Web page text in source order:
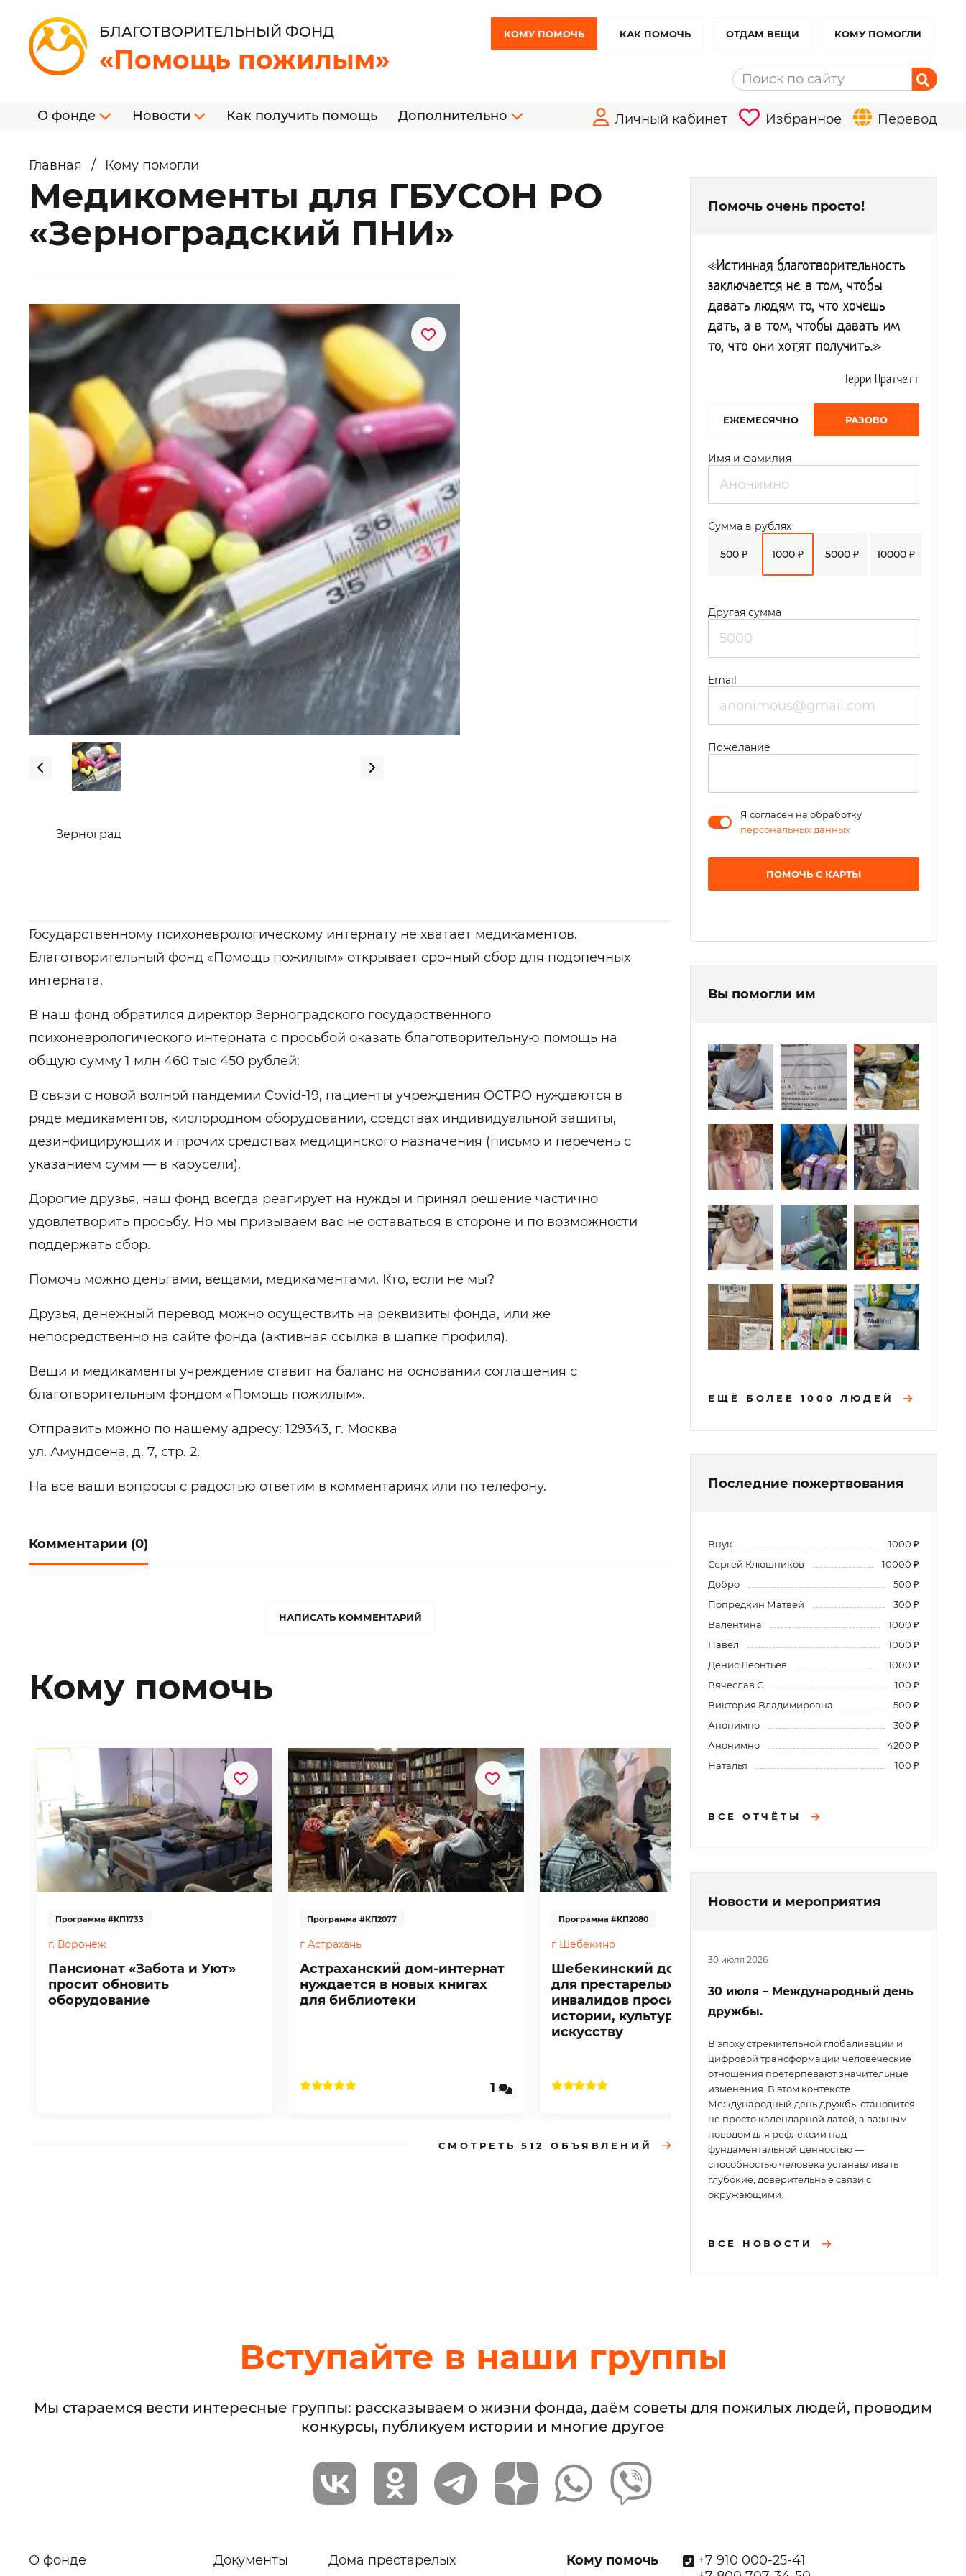
БЛАГОТВОРИТЕЛЬНЫЙ ФОНД
«Помощь пожилым»
КОМУ ПОМОЧЬ КАК ПОМОЧЬ ОТДАМ ВЕЩИ КОМУ ПОМОГЛИ
О фонде Новости Как получить помощь Дополнительно Личный кабинет Избранное Перевод
Главная / Кому помогли
Медикоменты для ГБУСОН РО
«Зерноградский ПНИ»
Зерноград
Государственному психоневрологическому интернату не хватает медикаментов.
Благотворительный фонд «Помощь пожилым» открывает срочный сбор для подопечных
интерната.
В наш фонд обратился директор Зерноградского государственного
психоневрологического интерната с просьбой оказать благотворительную помощь на
общую сумму 1 млн 460 тыс 450 рублей:
В связи с новой волной пандемии Covid-19, пациенты учреждения ОСТРО нуждаются в
ряде медикаментов, кислородном оборудовании, средствах индивидуальной защиты,
дезинфицирующих и прочих средствах медицинского назначения (письмо и перечень с
указанием сумм — в карусели).
Дорогие друзья, наш фонд всегда реагирует на нужды и принял решение частично
удовлетворить просьбу. Но мы призываем вас не оставаться в стороне и по возможности
поддержать сбор.
Помочь можно деньгами, вещами, медикаментами. Кто, если не мы?
Друзья, денежный перевод можно осуществить на реквизиты фонда, или же
непосредственно на сайте фонда (активная ссылка в шапке профиля).
Вещи и медикаменты учреждение ставит на баланс на основании соглашения с
благотворительным фондом «Помощь пожилым».
Отправить можно по нашему адресу: 129343, г. Москва
ул. Амундсена, д. 7, стр. 2.
На все ваши вопросы с радостью ответим в комментариях или по телефону.
Комментарии (0)
НАПИСАТЬ КОММЕНТАРИЙ
Кому помочь
Программа #КП1733
г. Воронеж
Пансионат «Забота и Уют»
просит обновить
оборудование
Программа #КП2077
г Астрахань
Астраханский дом-интернат
нуждается в новых книгах
для библиотеки
1
Программа #КП2080
г Шебекино
Шебекинский дом-интернат
для престарелых и
инвалидов просит 20 книг по
истории, культуре и
искусству
2
спецпансионату
книг для пациентов
СМОТРЕТЬ 512 ОБЪЯВЛЕНИЙ
Помочь очень просто!
«Истинная благотворительность
заключается не в том, чтобы
давать людям то, что хочешь
дать, а в том, чтобы давать им
то, что они хотят получить.»
Терри Пратчетт
EЖЕМЕСЯЧНО РАЗОВО
Имя и фамилия
500 ₽ 1000 ₽ 5000 ₽ 10000 ₽
Сумма в рублях
Другая сумма
Email
Пожелание
Я согласен на обработку
персональных данных
ПОМОЧЬ С КАРТЫ
Вы помогли им
ЕЩЁ БОЛЕЕ 1000 ЛЮДЕЙ
Последние пожертвования
Внук
1000 ₽
Сергей Клюшников
10000 ₽
Добро
500 ₽
Попредкин Матвей
300 ₽
Валентина
1000 ₽
Павел
1000 ₽
Денис Леонтьев
1000 ₽
Вячеслав С.
100 ₽
Виктория Владимировна
500 ₽
Анонимно
300 ₽
Анонимно
4200 ₽
Наталья
100 ₽
ВСЕ ОТЧЁТЫ
Новости и мероприятия
30 июля 2026
30 июля – Международный день
дружбы.
В эпоху стремительной глобализации и
цифровой трансформации человеческие
отношения претерпевают значительные
изменения. В этом контексте
Международный день дружбы становится
не просто календарной датой, а важным
поводом для рефлексии над
фундаментальной ценностью —
способностью человека устанавливать
глубокие, доверительные связи с
окружающими.
ВСЕ НОВОСТИ
Вступайте в наши группы
Мы стараемся вести интересные группы: рассказываем о жизни фонда, даём советы для пожилых людей, проводим
конкурсы, публикуем истории и многие другое
О фонде Документы Дома престарелых Кому помочь
+7 910 000-25-41